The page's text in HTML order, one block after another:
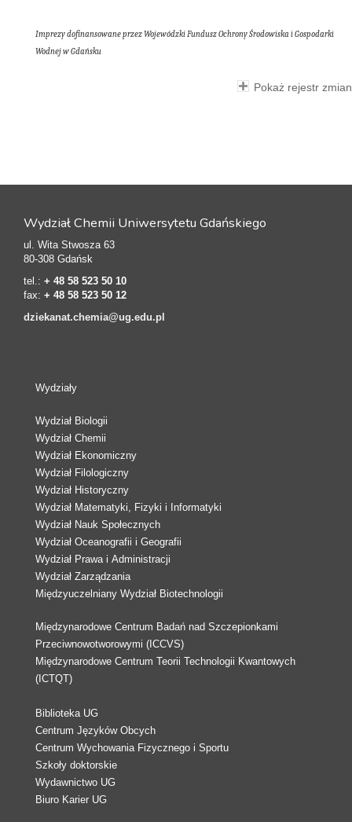
Imprezy dofinansowane przez Wojewódzki Fundusz Ochrony Środowiska i Gospodarki
Wodnej w Gdańsku
Pokaż rejestr zmian
Wydział Chemii Uniwersytetu Gdańskiego
ul. Wita Stwosza 63
80-308 Gdańsk
tel.: + 48 58 523 50 10
fax: + 48 58 523 50 12
dziekanat.chemia@ug.edu.pl
Wydziały
Wydział Biologii
Wydział Chemii
Wydział Ekonomiczny
Wydział Filologiczny
Wydział Historyczny
Wydział Matematyki, Fizyki i Informatyki
Wydział Nauk Społecznych
Wydział Oceanografii i Geografii
Wydział Prawa i Administracji
Wydział Zarządzania
Międzyuczelniany Wydział Biotechnologii
Międzynarodowe Centrum Badań nad Szczepionkami
Przeciwnowotworowymi (ICCVS)
Międzynarodowe Centrum Teorii Technologii Kwantowych
(ICTQT)
Biblioteka UG
Centrum Języków Obcych
Centrum Wychowania Fizycznego i Sportu
Szkoły doktorskie
Wydawnictwo UG
Biuro Karier UG